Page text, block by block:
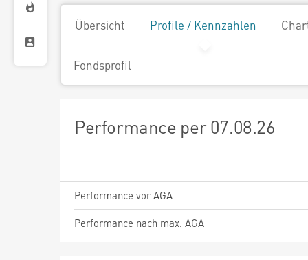
Übersicht Profile / Kennzahlen
Fondsprofil
Performance per 07.08.26
Performance vor AGA
Performance nach max. AGA